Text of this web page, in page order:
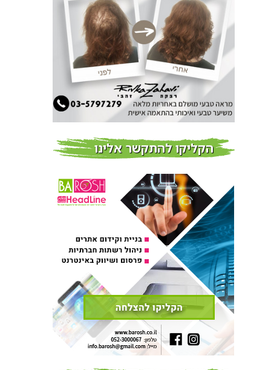
צמידי שיער – המומחים
לצמידי שיער ברמת השרון
חדשות
פרוברי PROBERRY מוצרי
שיער מבוססי גוג’י ברי
חדש על המדף
כובשת את השטח עם יום
הדרכה מוצלח נוסף
אירועים בארץ
הקליקו להתקשר אלינו